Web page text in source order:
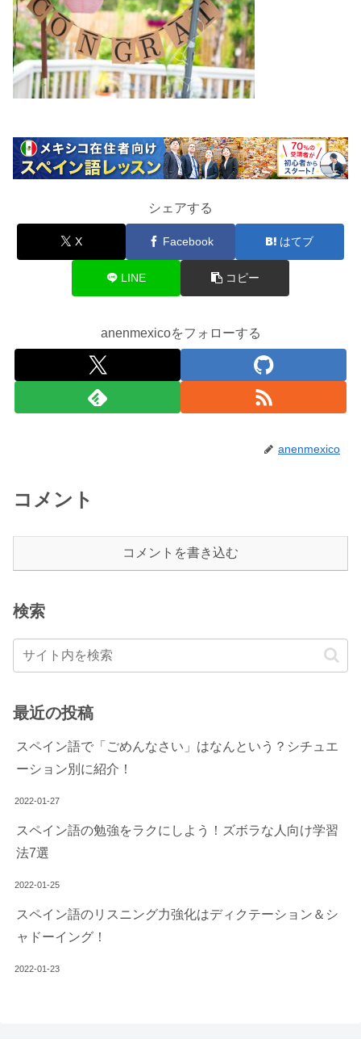
シェアする
X Facebook はてブ
LINE コピー
anenmexicoをフォローする
anenmexico
コメント
コメントを書き込む
検索
最近の投稿
スペイン語で「ごめんなさい」はなんという？シチュエ
ーション別に紹介！
2022-01-27
スペイン語の勉強をラクにしよう！ズボラな人向け学習
法7選
2022-01-25
スペイン語のリスニング力強化はディクテーション＆シ
ャドーイング！
2022-01-23